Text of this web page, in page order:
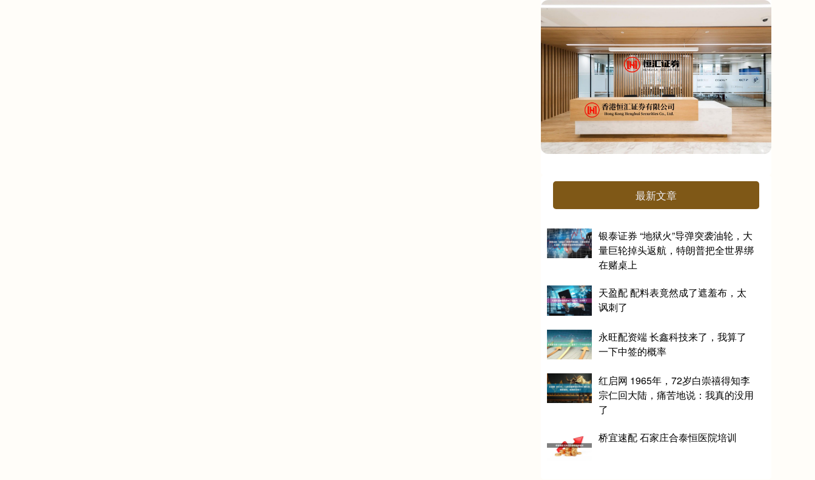
最新文章
银泰证券 “地狱火”导弹突袭油轮，大
量巨轮掉头返航，特朗普把全世界绑
在赌桌上
天盈配 配料表竟然成了遮羞布，太
讽刺了
永旺配资端 长鑫科技来了，我算了
一下中签的概率
红启网 1965年，72岁白崇禧得知李
宗仁回大陆，痛苦地说：我真的没用
了
桥宜速配 石家庄合泰恒医院培训